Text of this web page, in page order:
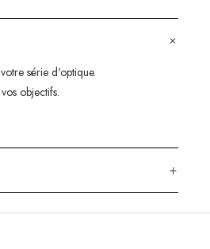
+
série d'optique.
objectifs.
+